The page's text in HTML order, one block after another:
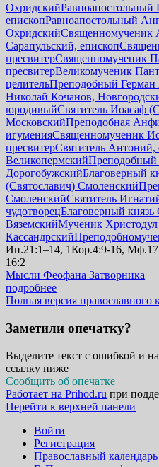
ОхридскийРавноапостольный
епископРавноапостольный
ОхридскийСвященномученик
Сарапульский, епископ
пресвитерСвященномученик
пресвитерВеликомученик
целительПреподобный Герман
Николай Кочанов,
юродивыйСвятитель Иоасаф
МосковскийПреподобная
игуменияСвященномученик
пресвитерСвятитель Антоний,
ВеликопермскийПреподобный
ДорогобужскийБлаговерный
(Святославич) Смоленский
СмоленскийСвятитель
чудотворецБлаговерный
ВяземскийМученик
Кассандрский
Ин.21:1–14, 1Кор.4:9-16,
16:2
Мысли Феофана Затворника
подробнее
Полная версия православного
Заметили опечатку?
Выделите текст с ошибкой и
ссылку ниже
Сообщить об опечатке
Работает на Prihod.ru при
Перейти к верхней панели
Войти
Регистрация
Православный календарь